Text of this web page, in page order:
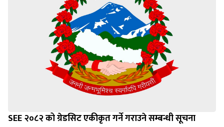
SEE २०८२ को ग्रेडसिट एकीकृत गर्ने गराउने सम्बन्धी सूचना